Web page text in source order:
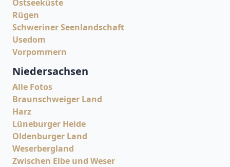
Ostseeküste
Rügen
Schweriner Seenlandschaft
Usedom
Vorpommern
Niedersachsen
Alle Fotos
Braunschweiger Land
Harz
Lüneburger Heide
Oldenburger Land
Weserbergland
Zwischen Elbe und Weser